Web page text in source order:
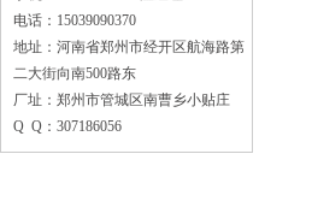
电话：15039090370
地址：河南省郑州市经开区航海路第
二大街向南500路东
厂址：郑州市管城区南曹乡小贴庄
Q Q：307186056